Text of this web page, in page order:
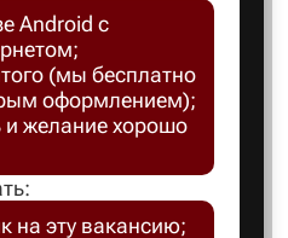
Безенчук
Белая
Android с
(мы бесплатно
оформлением);
и желание хорошо
на эту вакансию;